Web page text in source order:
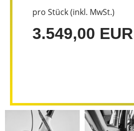
pro Stück (inkl. MwSt.)
3.549,00 EUR